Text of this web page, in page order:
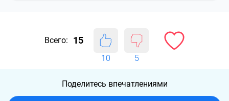
Всего: 15
10 5
Поделитесь впечатлениями